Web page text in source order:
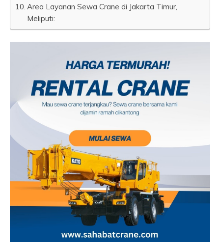
Area Layanan Sewa Crane di Jakarta Timur,
Meliputi: